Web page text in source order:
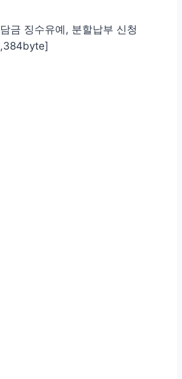
금 징수유예, 분할납부 신청